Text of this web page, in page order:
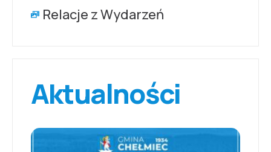
Relacje z Wydarzeń
Aktualności